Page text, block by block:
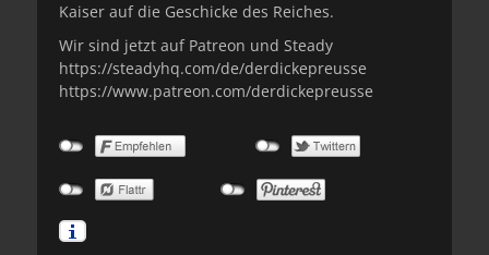
Kaiser auf die Geschicke des Reiches.
Wir sind jetzt auf Patreon und Steady
https://steadyhq.com/de/derdickepreusse
https://www.patreon.com/derdickepreusse